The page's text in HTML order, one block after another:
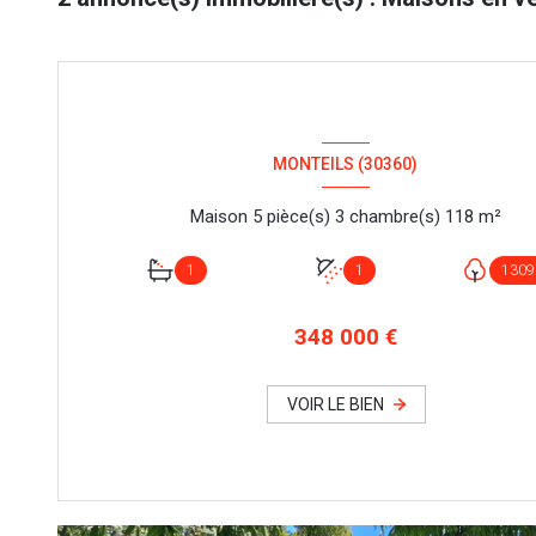
MONTEILS (30360)
Maison 5 pièce(s) 3 chambre(s) 118 m²
1 1 1309
348 000 €
VOIR LE BIEN